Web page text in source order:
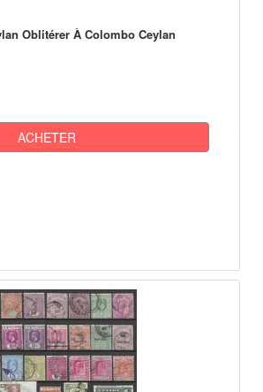
Oblitérer À Colombo Ceylan
ACHETER